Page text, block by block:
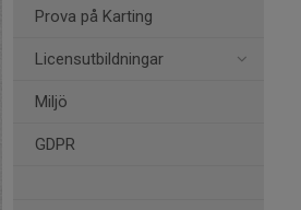
Prova på Karting
Licensutbildningar
Miljö
GDPR